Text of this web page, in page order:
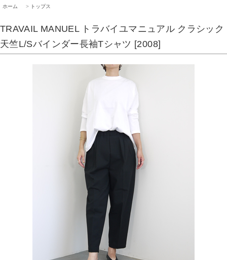
ホーム
> トップス
TRAVAIL MANUEL トラバイユマニュアル クラシック
天竺L/Sバインダー長袖Tシャツ [2008]